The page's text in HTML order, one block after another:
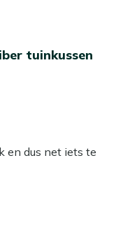
de stof aan te
dat de kleur
Dan is het slim
Deze maakt je
ze langer schoon
tuinkussen
en dus net iets te